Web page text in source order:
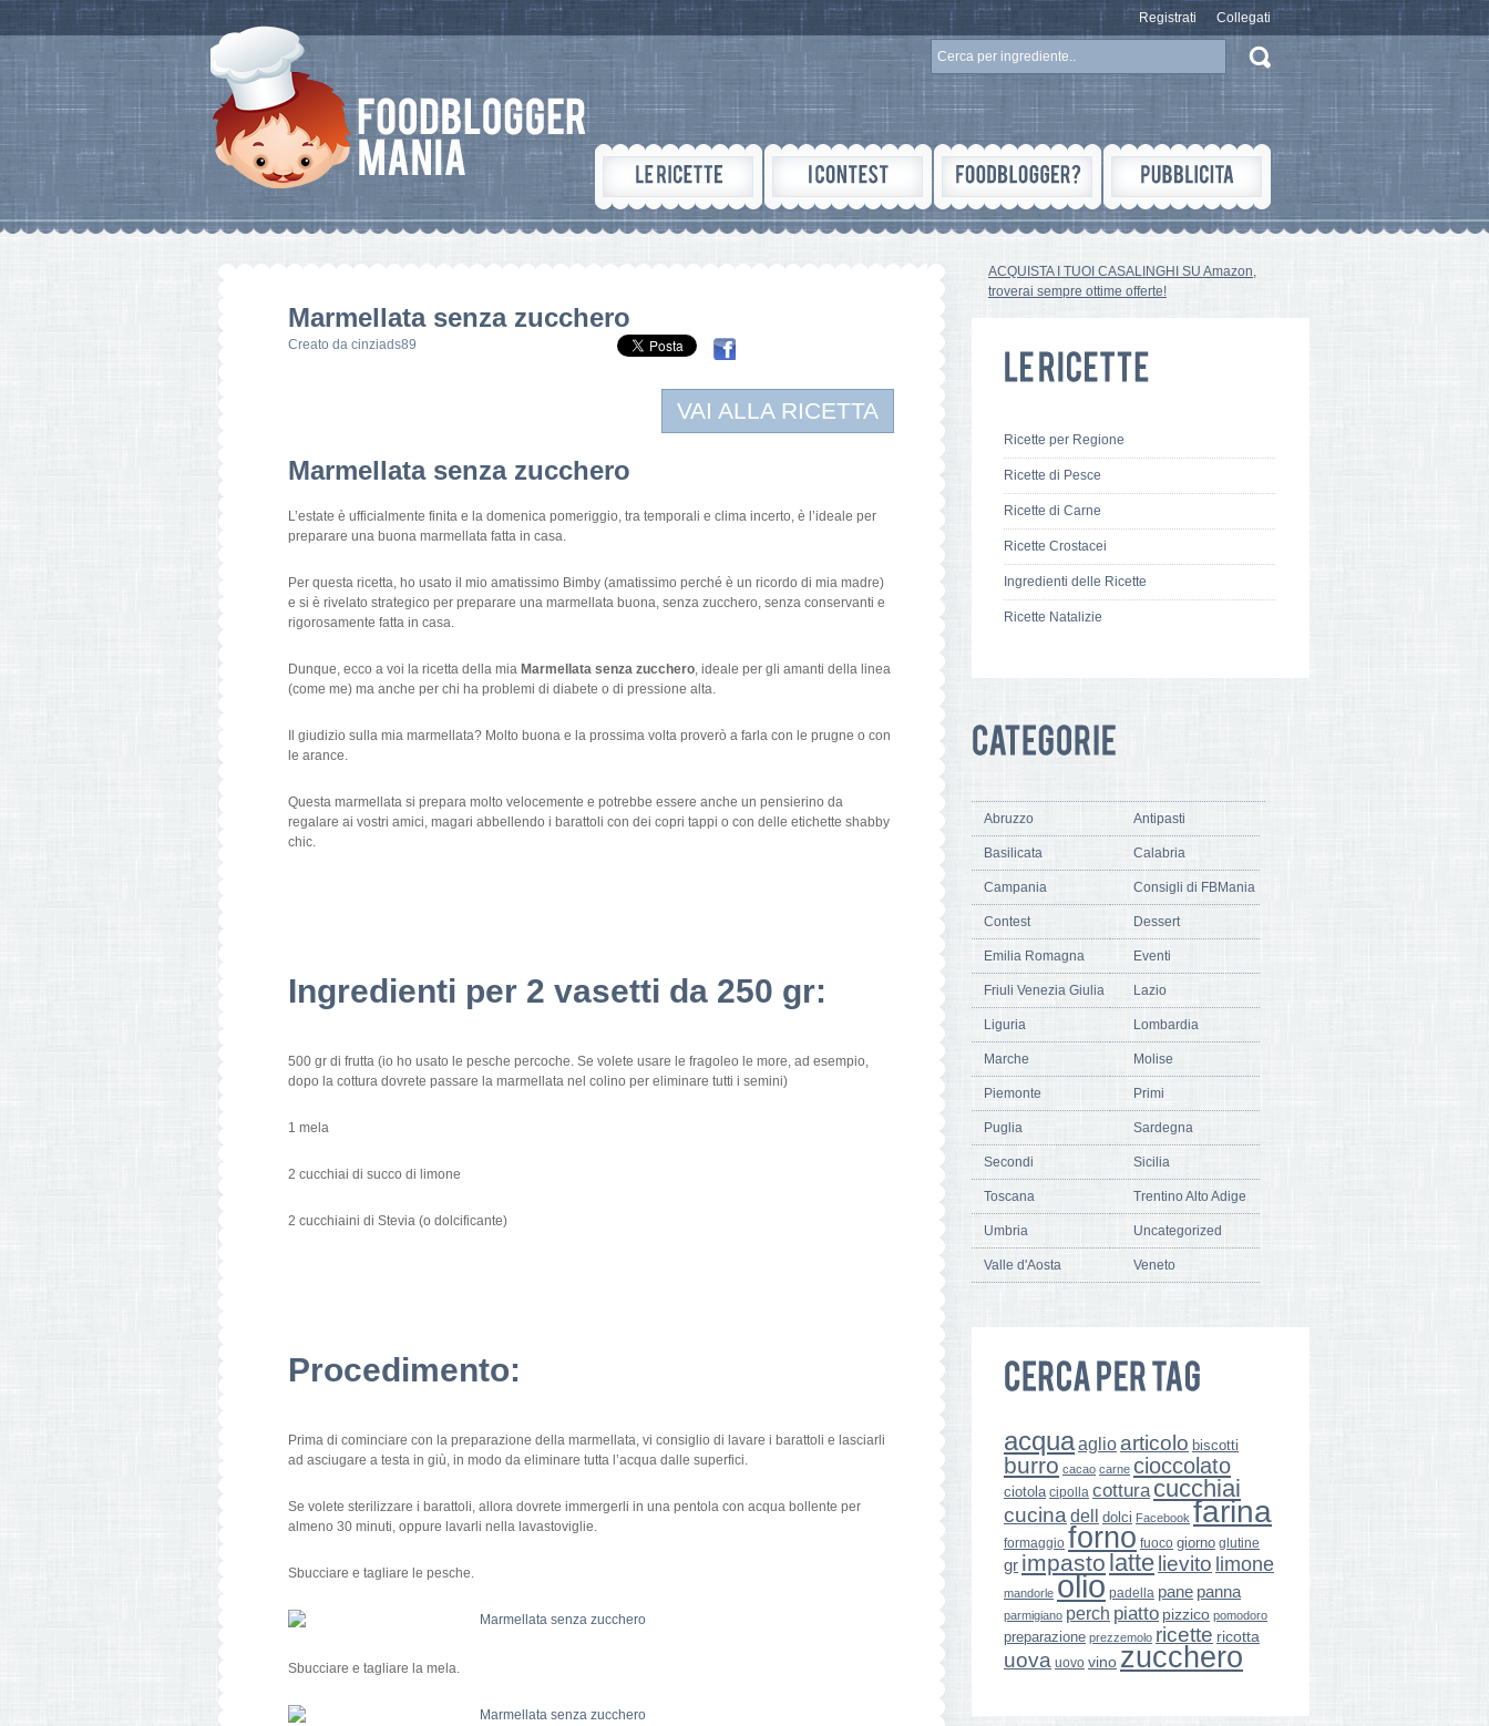
Registrati Collegati
Marmellata senza zucchero
Creato da cinziads89
VAI ALLA RICETTA
Marmellata senza zucchero
L’estate è ufficialmente finita e la domenica pomeriggio, tra temporali e clima incerto, è l’ideale per
preparare una buona marmellata fatta in casa.
Per questa ricetta, ho usato il mio amatissimo Bimby (amatissimo perché è un ricordo di mia madre)
e si è rivelato strategico per preparare una marmellata buona, senza zucchero, senza conservanti e
rigorosamente fatta in casa.
Dunque, ecco a voi la ricetta della mia Marmellata senza zucchero, ideale per gli amanti della linea
(come me) ma anche per chi ha problemi di diabete o di pressione alta.
Il giudizio sulla mia marmellata? Molto buona e la prossima volta proverò a farla con le prugne o con
le arance.
Questa marmellata si prepara molto velocemente e potrebbe essere anche un pensierino da
regalare ai vostri amici, magari abbellendo i barattoli con dei copri tappi o con delle etichette shabby
chic.
Ingredienti per 2 vasetti da 250 gr:
500 gr di frutta (io ho usato le pesche percoche. Se volete usare le fragoleo le more, ad esempio,
dopo la cottura dovrete passare la marmellata nel colino per eliminare tutti i semini)
1 mela
2 cucchiai di succo di limone
2 cucchiaini di Stevia (o dolcificante)
Procedimento:
Prima di cominciare con la preparazione della marmellata, vi consiglio di lavare i barattoli e lasciarli
ad asciugare a testa in giù, in modo da eliminare tutta l’acqua dalle superfici.
Se volete sterilizzare i barattoli, allora dovrete immergerli in una pentola con acqua bollente per
almeno 30 minuti, oppure lavarli nella lavastoviglie.
Sbucciare e tagliare le pesche.
Sbucciare e tagliare la mela.
ACQUISTA I TUOI CASALINGHI SU Amazon,
troverai sempre ottime offerte!
Ricette per Regione
Ricette di Pesce
Ricette di Carne
Ricette Crostacei
Ingredienti delle Ricette
Ricette Natalizie
Abruzzo Antipasti
Basilicata Calabria
Campania Consigli di FBMania
Contest Dessert
Emilia Romagna Eventi
Friuli Venezia Giulia Lazio
Liguria Lombardia
Marche Molise
Piemonte Primi
Puglia Sardegna
Secondi Sicilia
Toscana Trentino Alto Adige
Umbria Uncategorized
Valle d'Aosta Veneto
acquaaglio articolo biscotti
burro cacao carne cioccolato
ciotola cipolla cottura cucchiai
cucina dell dolci Facebook farina
formaggio forno fuoco giorno glutine
gr impasto latte lievito limone
mandorle olio padella pane panna
parmigiano perch piatto pizzico pomodoro
preparazione prezzemolo ricette ricotta
uova uovo vino zucchero